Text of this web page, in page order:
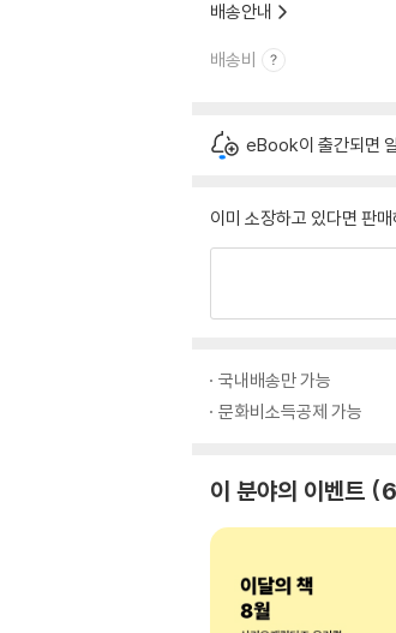
배송안내
배송비
eBook이 출간되면
이미 소장하고 있다면 판
국내배송만 가능
문화비소득공제 가능
이 분야의 이벤트 6